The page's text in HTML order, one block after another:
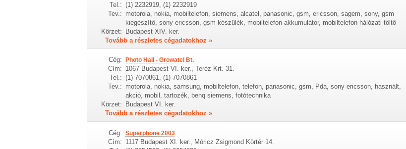
Tel.: (1) 2232919, (1) 2232919
Tev.: motorola, nokia, mobiltelefon, siemens, alcatel, panasonic, gsm, ericsson, sagem, sony, gsm
kiegészítő, sony-ericsson, gsm készülék, mobiltelefon-akkumulátor, mobiltelefon hálózati töltő
Körzet:
Budapest XIV. ker.
Tovább a részletes cégadatokhoz »
Cég: Photo Hall - Growatel Bt.
Cím: 1067 Budapest VI. ker., Teréz Krt. 31.
Tel.: (1) 7070861, (1) 7070861
Tev.: motorola, nokia, samsung, mobiltelefon, telefon, panasonic, gsm, Pda, sony ericsson, használt,
akció, mobil, tartozék, benq siemens, fotótechnika
Körzet:
Budapest VI. ker.
Tovább a részletes cégadatokhoz »
Cég: Superphone 2003
Cím: 1117 Budapest XI. ker., Móricz Zsigmond Körtér 14.